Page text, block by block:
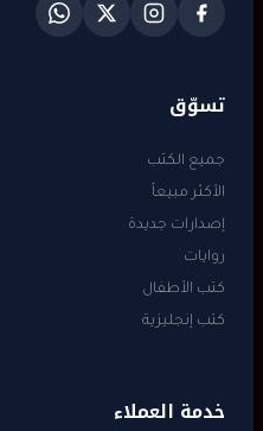
تسوّق
جميع الكتب
الأكثر مبيعاً
إصدارات جديدة
روايات
كتب الأطفال
كتب إنجليزية
خدمة العملاء